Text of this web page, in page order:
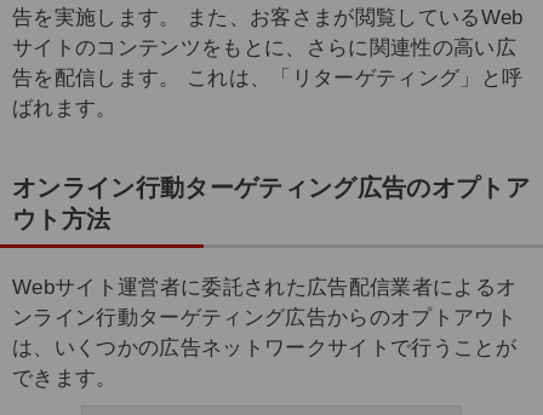
告を実施します。 また、お客さまが閲覧しているWeb
サイトのコンテンツをもとに、さらに関連性の高い広
告を配信します。 これは、「リターゲティング」と呼
ばれます。
オンライン行動ターゲティング広告のオプトア
ウト方法
Webサイト運営者に委託された広告配信業者によるオ
ンライン行動ターゲティング広告からのオプトアウト
は、いくつかの広告ネットワークサイトで行うことが
できます。